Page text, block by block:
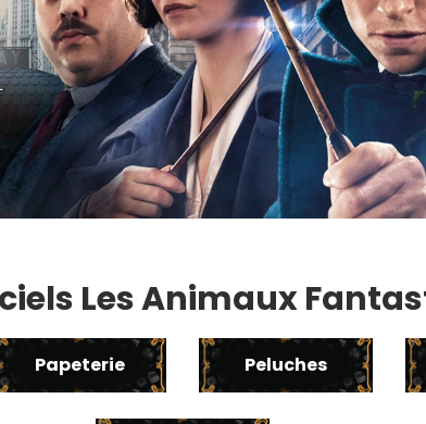
Les Animaux
Papeterie Peluches